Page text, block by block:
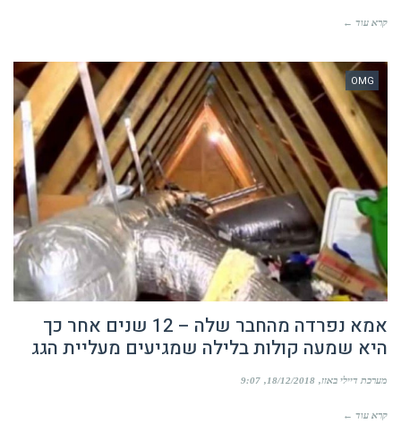
קרא עוד ←
OMG
אמא נפרדה מהחבר שלה – 12 שנים אחר כך
היא שמעה קולות בלילה שמגיעים מעליית הגג
מערכת דיילי באזז 18/12/2018
9:07
קרא עוד ←